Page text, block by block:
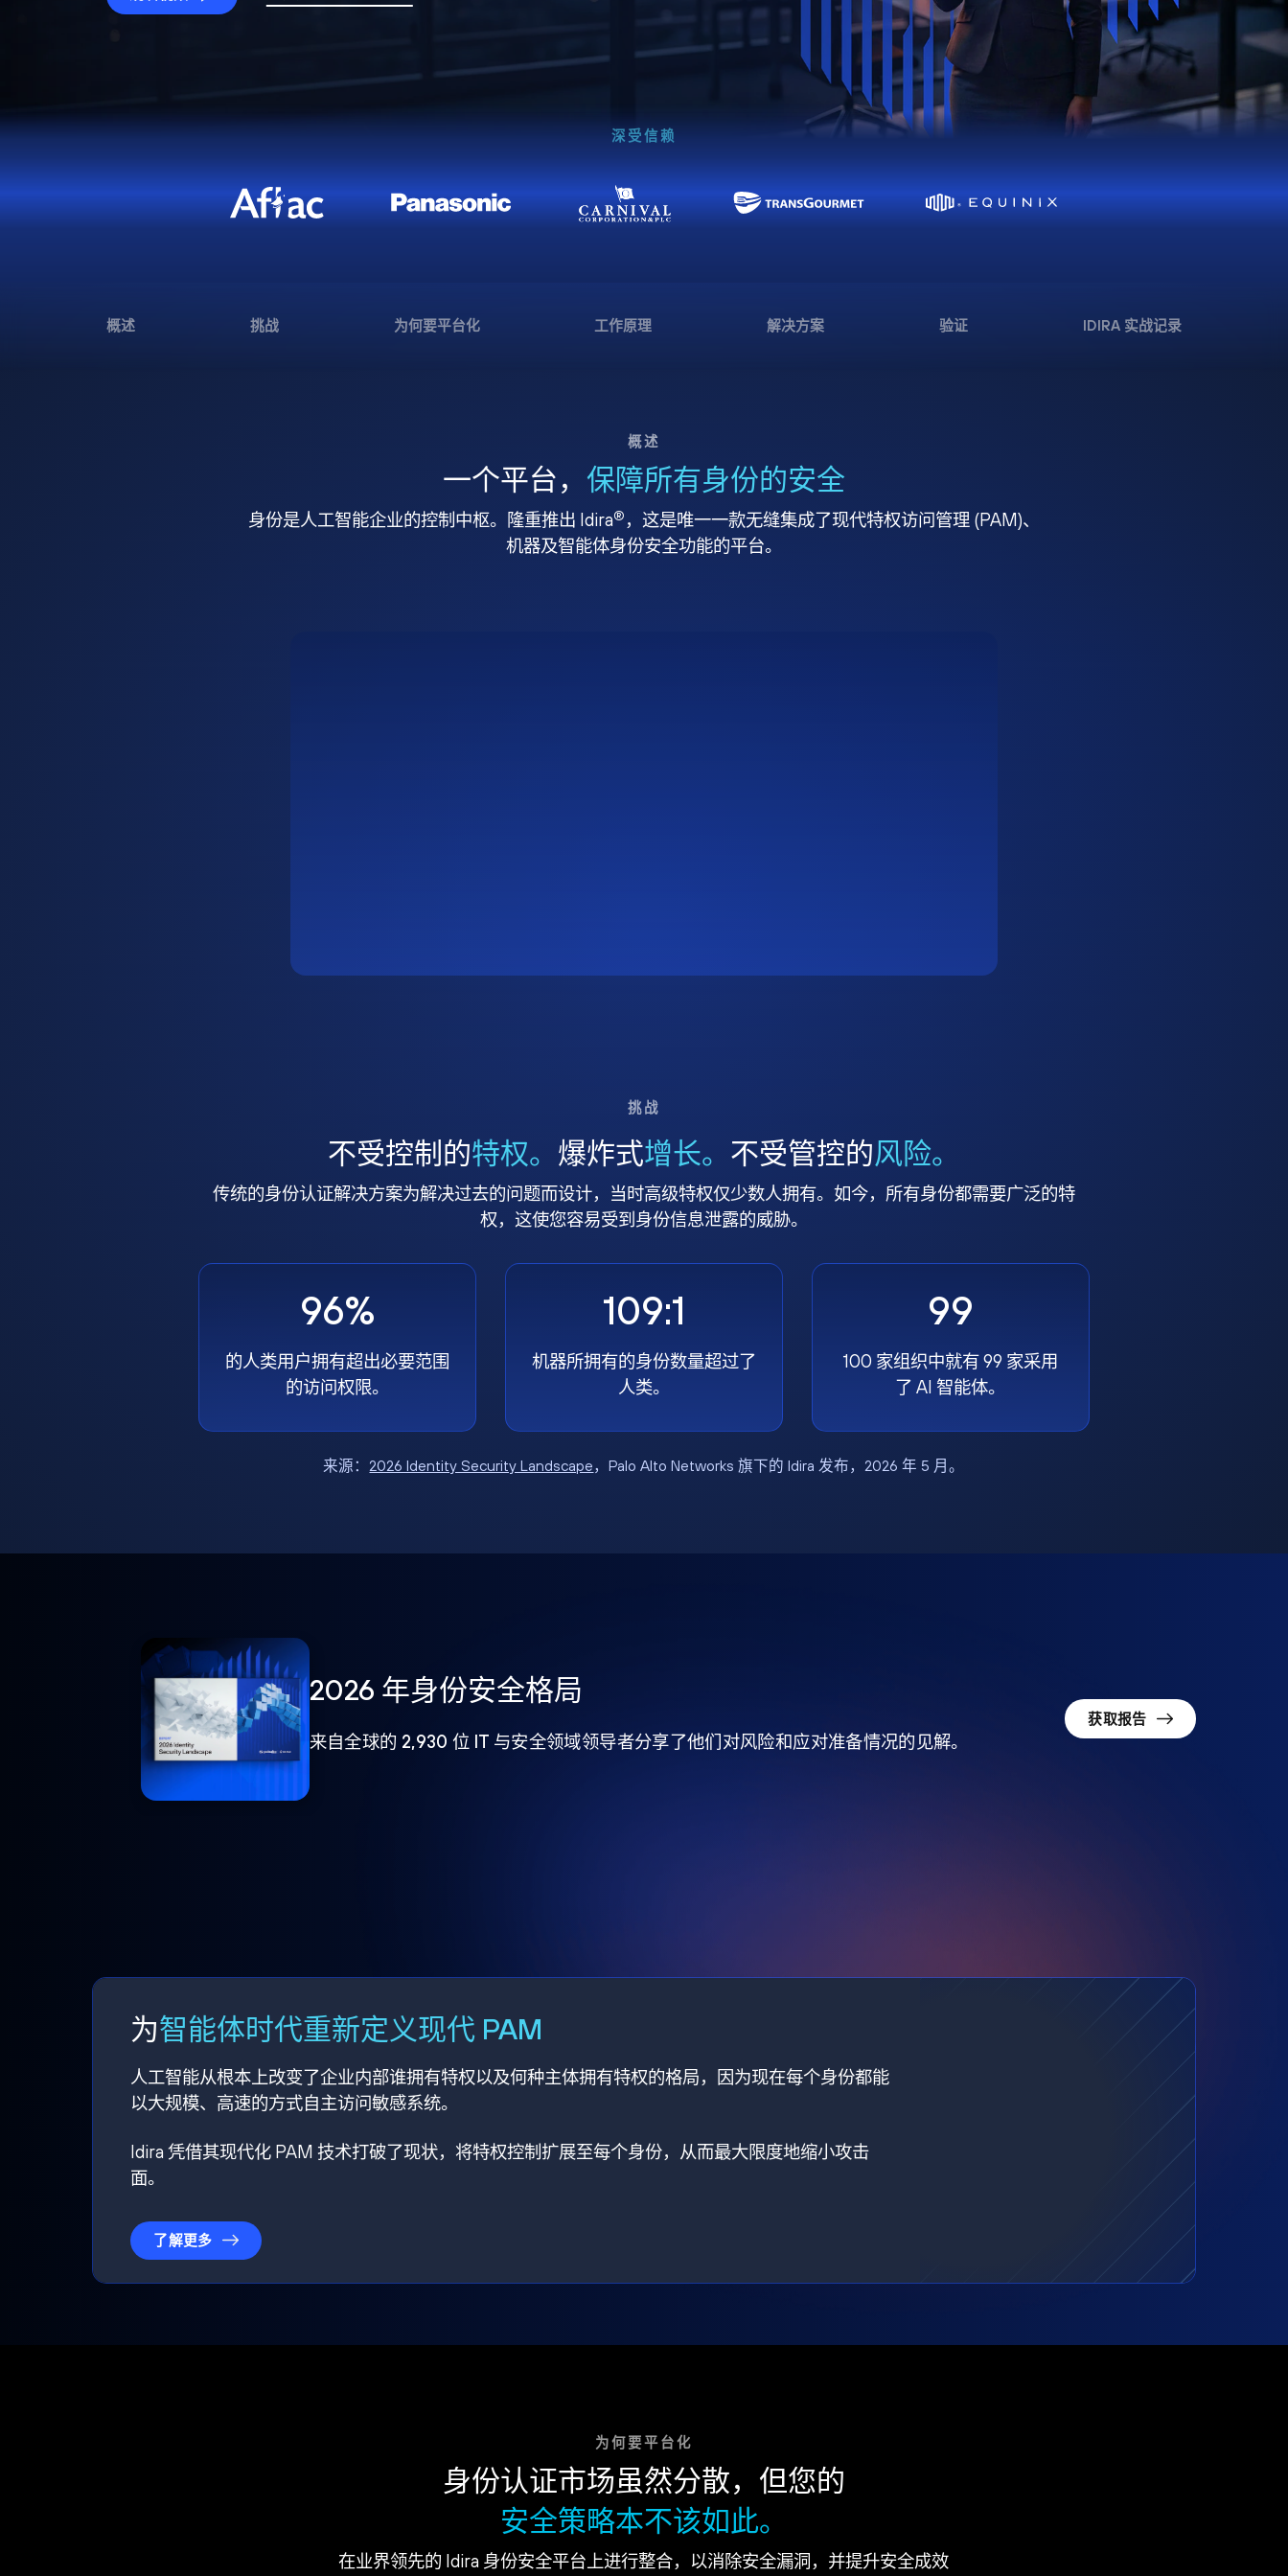
深受信赖
概述 挑战 为何要平台化 工作原理 解决方案 验证 IDIRA 实战记录
概述
一个平台， 保障所有身份的安全
身份是人工智能企业的控制中枢。隆重推出 Idira® ，这是唯一一款无缝集成了现代特权访问管理 (PAM)、
机器及智能体身份安全功能的平台。
挑战
不受控制的特权。 爆炸式增长。 不受管控的风险。
传统的身份认证解决方案为解决过去的问题而设计，当时高级特权仅少数人拥有。如今，所有身份都需要广泛的特
权，这使您容易受到身份信息泄露的威胁。
96%
的人类用户拥有超出必要范围
的访问权限。
109:1
机器所拥有的身份数量超过了
人类。
99
100 家组织中就有 99 家采用
了 AI 智能体。
来源： 2026 Identity Security Landscape，Palo Alto Networks 旗下的 Idira 发布，2026 年 5 月。
2026 年身份安全格局
来自全球的 2,930 位 IT 与安全领域领导者分享了他们对风险和应对准备情况的见解。
获取报告
为智能体时代重新定义现代 PAM
人工智能从根本上改变了企业内部谁拥有特权以及何种主体拥有特权的格局，因为现在每个身份都能
以大规模、高速的方式自主访问敏感系统。
Idira 凭借其现代化 PAM 技术打破了现状，将特权控制扩展至每个身份，从而最大限度地缩小攻击
面。
了解更多
为何要平台化
身份认证市场虽然分散，但您的
安全策略本不该如此。
在业界领先的 Idira 身份安全平台上进行整合，以消除安全漏洞，并提升安全成效